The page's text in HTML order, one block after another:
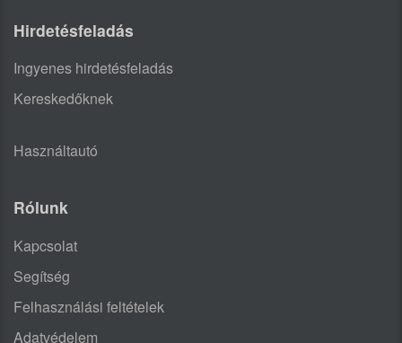
Hirdetésfeladás
Ingyenes hirdetésfeladás
Kereskedőknek
Használtautó
Rólunk
Kapcsolat
Segítség
Felhasználási feltételek
Adatvédelem